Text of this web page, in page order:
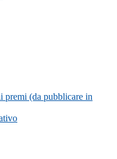
premi (da pubblicare in